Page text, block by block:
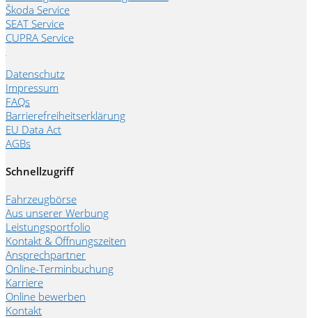
Škoda Service
SEAT Service
CUPRA Service
Datenschutz
Impressum
FAQs
Barrierefreiheitserklärung
EU Data Act
AGBs
Schnellzugriff
Fahrzeugbörse
Aus unserer Werbung
Leistungsportfolio
Kontakt & Öffnungszeiten
Ansprechpartner
Online-Terminbuchung
Karriere
Online bewerben
Kontakt